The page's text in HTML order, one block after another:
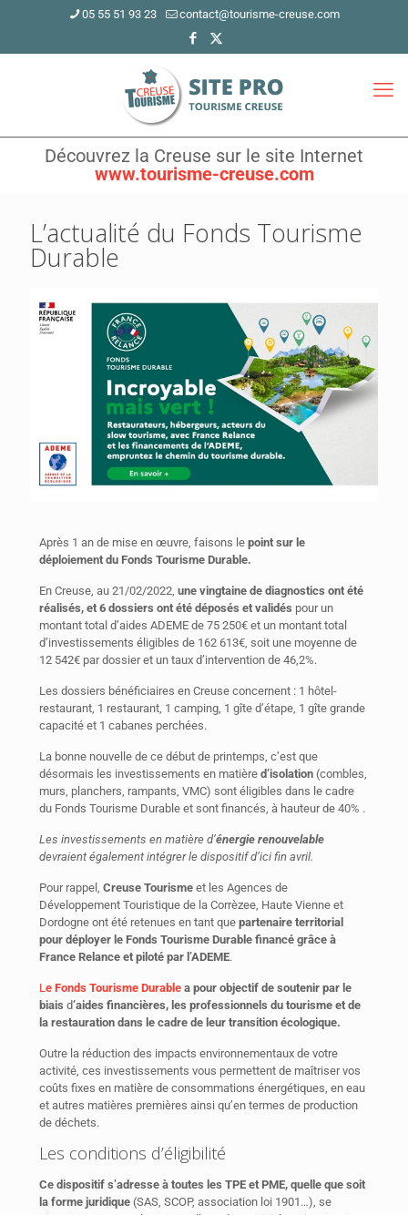
05 55 51 93 23 contact@tourisme-creuse.com
Découvrez la Creuse sur le site Internet
www.tourisme-creuse.com
L’actualité du Fonds Tourisme
Durable
Après 1 an de mise en œuvre, faisons le point sur le
déploiement du Fonds Tourisme Durable.
En Creuse, au 21/02/2022, une vingtaine de diagnostics ont été
réalisés, et 6 dossiers ont été déposés et validés pour un
montant total d’aides ADEME de 75 250€ et un montant total
d’investissements éligibles de 162 613€, soit une moyenne de
12 542€ par dossier et un taux d’intervention de 46,2%.
Les dossiers bénéficiaires en Creuse concernent : 1 hôtel-
restaurant, 1 restaurant, 1 camping, 1 gîte d’étape, 1 gîte grande
capacité et 1 cabanes perchées.
La bonne nouvelle de ce début de printemps, c’est que
désormais les investissements en matière d’isolation (combles,
murs, planchers, rampants, VMC) sont éligibles dans le cadre
du Fonds Tourisme Durable et sont financés, à hauteur de 40% .
Les investissements en matière d’énergie renouvelable
devraient également intégrer le dispositif d’ici fin avril.
Pour rappel, Creuse Tourisme et les Agences de
Développement Touristique de la Corrèzee, Haute Vienne et
Dordogne ont été retenues en tant que partenaire territorial
pour déployer le Fonds Tourisme Durable financé grâce à
France Relance et piloté par l’ADEME.
Le Fonds Tourisme Durable a pour objectif de soutenir par le
biais d’aides financières, les professionnels du tourisme et de
la restauration dans le cadre de leur transition écologique.
Outre la réduction des impacts environnementaux de votre
activité, ces investissements vous permettent de maîtriser vos
coûts fixes en matière de consommations énergétiques, en eau
et autres matières premières ainsi qu’en termes de production
de déchets.
Les conditions d’éligibilité
Ce dispositif s’adresse à toutes les TPE et PME, quelle que soit
la forme juridique (SAS, SCOP, association loi 1901…), se